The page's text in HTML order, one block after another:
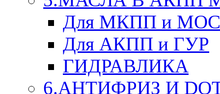
Для МКПП и
Для АКПП и ГУР
ГИДРАВЛИКА
6.АНТИФРИЗ И